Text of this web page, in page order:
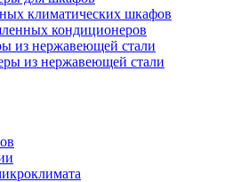
климатических шкафов
кондиционеров
из нержавеющей стали
из нержавеющей стали